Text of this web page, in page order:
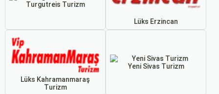
Turgutreis Turizm
Lüks Erzincan
Lüks Kahramanmaraş
Turizm
Yeni Sivas Turizm